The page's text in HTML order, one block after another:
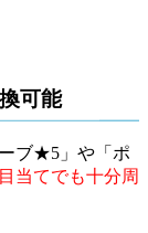
可能
ブ★5」や「ポ
当てでも十分周